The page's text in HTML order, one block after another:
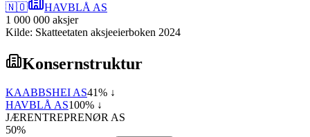
🇳🇴
HAVBLÅ AS
1 000 000 aksjer
Kilde: Skatteetaten aksjeeierboken 2024
Konsernstruktur
KAABBSHEI AS41% ↓
HAVBLÅ AS100% ↓
JÆRENTREPRENØR AS
50%